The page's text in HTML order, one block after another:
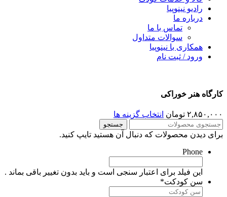
رادیو نینوپیا
درباره ما
تماس با ما
سوالات متداول
همکاری با نینوپیا
ورود / ثبت نام
هنر خوراکی
تومان انتخاب گزینه ها
جستجو
دیدن محصولات که دنبال آن هستید تایپ کنید.
Phone
این فیلد برای اعتبار سنجی است و باید بدون تغییر باقی بماند .
سن کودکت*